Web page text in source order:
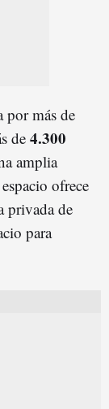
por más de
de 4.300
amplia
ofrece
privada de
para